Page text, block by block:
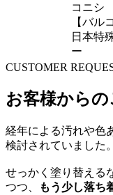
コニシ
【バル
日本特
ー
CUSTOMER
お客様からの
経年による汚れや色
検討されていました。
せっかく塗り替える
つつ、
もう少し落ち